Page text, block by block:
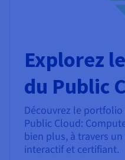
Explorez
du Public
Découvrez le
Public Cloud:
bien plus, à travers
interactif et certifiant.